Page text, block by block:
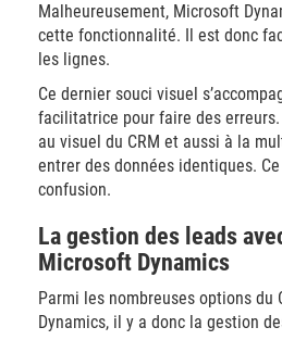
Malheureusement, Microsoft
cette fonctionnalité. Il est donc
les lignes.
Ce dernier souci visuel
facilitatrice pour faire des
au visuel du CRM et aussi à la
entrer des données identiques.
confusion.
La gestion des leads
Microsoft Dynamics
Parmi les nombreuses options du
Dynamics, il y a donc la gestion